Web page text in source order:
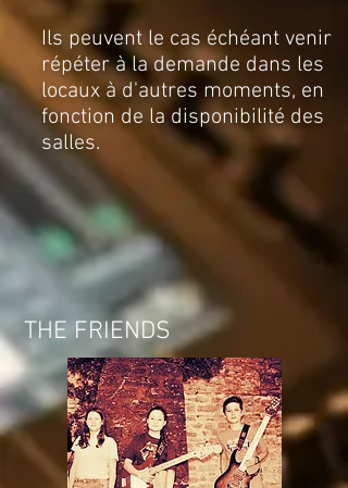
Ils peuvent le cas échéant venir
répéter à la demande dans les
locaux à d'autres moments, en
fonction de la disponibilité des
salles.
THE FRIENDS